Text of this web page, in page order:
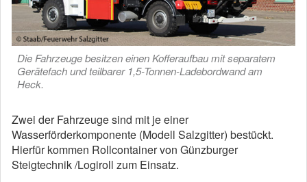
Die Fahrzeuge besitzen einen Kofferaufbau mit separatem
Gerätefach und teilbarer 1,5-Tonnen-Ladebordwand am
Heck.
Zwei der Fahrzeuge sind mit je einer
Wasserförderkomponente (Modell Salzgitter) bestückt.
Hierfür kommen Rollcontainer von Günzburger
Steigtechnik /Logiroll zum Einsatz.